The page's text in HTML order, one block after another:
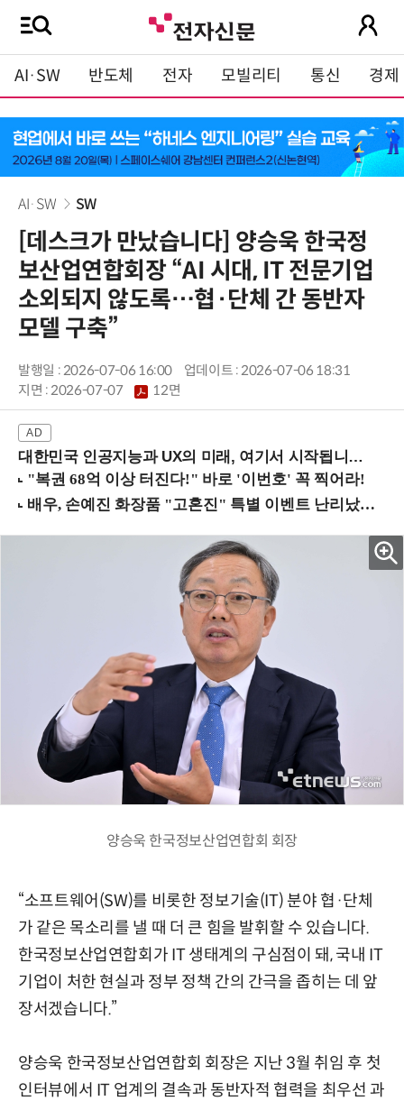
AI·SW 반도체 전자 모빌리티 통신 경제
AI·SW SW
[데스크가 만났습니다] 양승욱 한국정
보산업연합회장 “AI 시대, IT 전문기업
소외되지 않도록…협·단체 간 동반자
모델 구축”
발행일 : 2026-07-06 16:00
업데이트 : 2026-07-06 18:31
지면 :2026-07-07 12면
대한민국 인공지능과 UX의 미래, 여기서 시작됩니다! (9/2 강남역)
양승욱 한국정보산업연합회 회장
“소프트웨어(SW)를 비롯한 정보기술(IT) 분야 협·단체
가 같은 목소리를 낼 때 더 큰 힘을 발휘할 수 있습니다.
한국정보산업연합회가 IT 생태계의 구심점이 돼, 국내 IT
기업이 처한 현실과 정부 정책 간의 간극을 좁히는 데 앞
장서겠습니다.”
양승욱 한국정보산업연합회 회장은 지난 3월 취임 후 첫
인터뷰에서 IT 업계의 결속과 동반자적 협력을 최우선 과